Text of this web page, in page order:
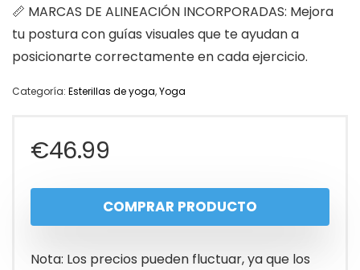
📏 MARCAS DE ALINEACIÓN INCORPORADAS: Mejora
tu postura con guías visuales que te ayudan a
posicionarte correctamente en cada ejercicio.
Categoría: Esterillas de yoga,Yoga
€46.99
COMPRAR PRODUCTO
Nota: Los precios pueden fluctuar, ya que los